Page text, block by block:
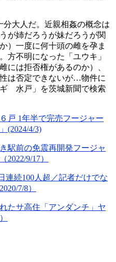
大人だ。近親相姦の概念は
が姉だろうが妹だろうが関
）一度に何十頭の雌を孕ま
方不明になった「ユウキ」
には拒否権があるのか）、
は否定できないが…物件に
水戸」を茨城新聞で検索
戸 1年半で完売フージャー
(2024/4/3)
駅前の免震再開発フージャ
9/17）
連続100人超／記者だけでな
7/8）
たサ高住「アンダンチ」ヤ